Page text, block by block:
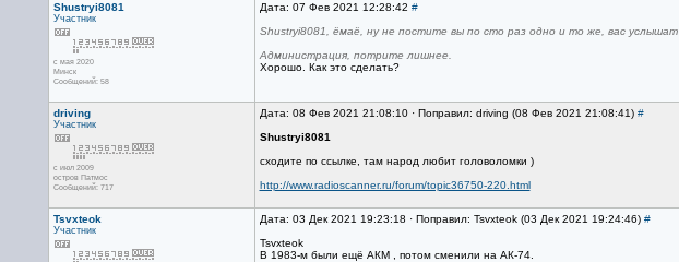
Shustryi8081
Участник
с мая 2020
Минск
Сообщений: 58
Дата: 07 Фев 2021 12:28:42 #
Shustryi8081, ёмаё, ну не постите вы по сто раз одно и то же, вас
Администрация, потрите лишнее.
Хорошо. Как это сделать?
driving
Участник
с июл 2009
остров Патмос
Сообщений: 717
Дата: 08 Фев 2021 21:08:10 · Поправил: driving (08 Фев 2021 21:08:41) #
Shustryi8081
сходите по ссылке, там народ любит головоломки )
http://www.radioscanner.ru/forum/topic36750-220.html
Tsvxteok
Участник
Дата: 03 Дек 2021 19:23:18 · Поправил: Tsvxteok (03 Дек 2021 19:24:46) #
Tsvxteok
В 1983-м были ещё АКМ , потом сменили на АК-74.